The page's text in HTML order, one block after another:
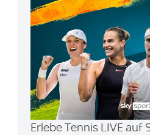
Erlebe Tennis LIVE auf